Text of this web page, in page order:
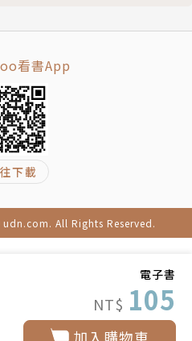
電子書
NT$ 105
看書App
下載
udn.com. All Rights Reserved.